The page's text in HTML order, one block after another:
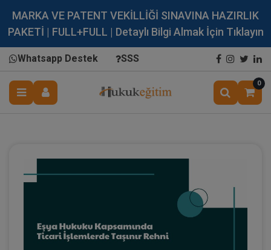
MARKA VE PATENT VEKİLLİĞİ SINAVINA HAZIRLIK
PAKETİ | FULL+FULL | Detaylı Bilgi Almak İçin Tıklayın
Whatsapp Destek SSS
0